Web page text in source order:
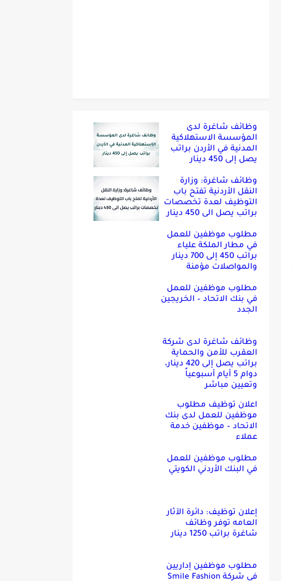
وظائف شاغرة لدى
المؤسسة الاستهلاكية
المدنية في الأردن براتب
يصل إلى 450 دينار
وظائف شاغرة: وزارة
النقل الأردنية تفتح باب
التوظيف لعدة تخصصات
براتب يصل الى 450 دينار
مطلوب موظفين للعمل
في مطار الملكة علياء
براتب 450 إلى 700 دينار
والمواصلات مؤمنة
مطلوب موظفين للعمل
في بنك الاتحاد – الخريجين
الجدد
وظائف شاغرة لدى شركة
العقرب للأمن والحماية
براتب يصل إلى 420 دينار،
دوام 5 أيام أسبوعياً
وتعيين مباشر
اعلان توظيف مطلوب
موظفين للعمل لدى بنك
الاتحاد – موظفين خدمة
عملاء
مطلوب موظفين للعمل
في البنك الأردني الكويتي
إعلان توظيف: دائرة الآثار
العامه توفر وظائف
شاغرة براتب 1250 دينار
مطلوب موظفين إداريين
في شركة Smile Fashion